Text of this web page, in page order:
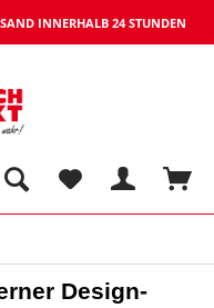
INNERHALB 24 STUNDEN
Design-